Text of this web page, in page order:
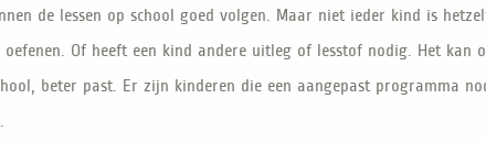
de lessen op school goed volgen. Maar niet ieder kind is
Of heeft een kind andere uitleg of lesstof nodig. Het kan
beter past. Er zijn kinderen die een aangepast programma